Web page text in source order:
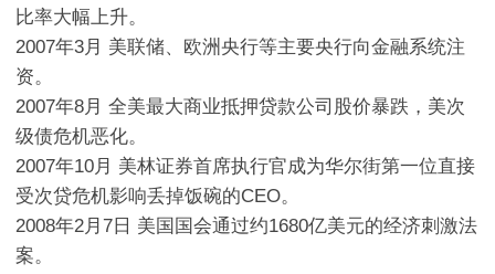
比率大幅上升。
2007年3月 美联储、欧洲央行等主要央行向金融系统注
资。
2007年8月 全美最大商业抵押贷款公司股价暴跌，美次
级债危机恶化。
2007年10月 美林证券首席执行官成为华尔街第一位直接
受次贷危机影响丢掉饭碗的CEO。
2008年2月7日 美国国会通过约1680亿美元的经济刺激法
案。